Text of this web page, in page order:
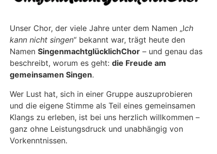
Unser Chor, der viele Jahre unter dem Namen „Ich
kann nicht singen“ bekannt war, trägt heute den
Namen SingenmachtglücklichChor – und genau das
beschreibt, worum es geht: die Freude am
gemeinsamen Singen.
Wer Lust hat, sich in einer Gruppe auszuprobieren
und die eigene Stimme als Teil eines gemeinsamen
Klangs zu erleben, ist bei uns herzlich willkommen –
ganz ohne Leistungsdruck und unabhängig von
Vorkenntnissen.